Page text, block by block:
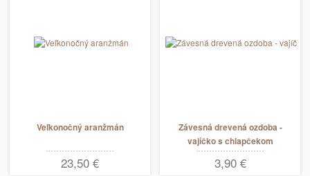
Veľkonočný aranžmán
23,50 €
Závesná drevená ozdoba -
vajíčko s chlapčekom
3,90 €